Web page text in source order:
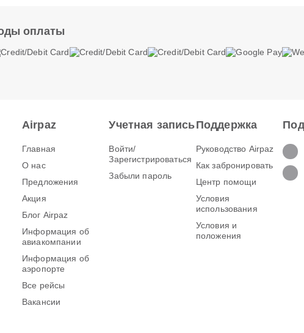
оплаты
Airpaz
Главная
О нас
Предложения
Акция
Блог Airpaz
Информация об
авиакомпании
Информация об
аэропорте
Все рейсы
Вакансии
Учетная запись
Войти/
Зарегистрироваться
Забыли пароль
Поддержка
Руководство Airpaz
Как забронировать
Центр помощи
Условия
использования
Условия и
положения